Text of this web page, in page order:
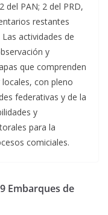
del PAN; 2 del PRD,
restantes
actividades de
y
que comprenden
con pleno
federativas y de la
y
para la
comiciales.
Embarques de